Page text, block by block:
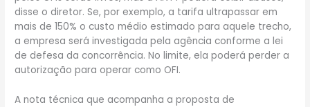
disse o diretor. Se, por exemplo, a tarifa ultrapassar em
mais de 150% o custo médio estimado para aquele trecho,
a empresa será investigada pela agência conforme a lei
de defesa da concorrência. No limite, ela poderá perder a
autorização para operar como OFI.
A nota técnica que acompanha a proposta de